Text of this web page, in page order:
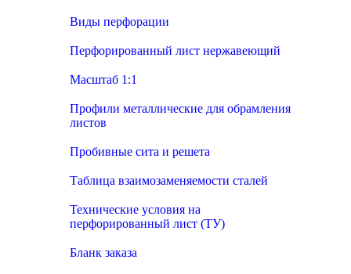
Виды перфорации
Перфорированный лист нержавеющий
Масштаб 1:1
Профили металлические для обрамления
листов
Пробивные сита и решета
Таблица взаимозаменяемости сталей
Технические условия на
перфорированный лист (ТУ)
Бланк заказа